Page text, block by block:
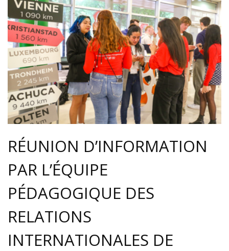
RÉUNION D’INFORMATION
PAR L’ÉQUIPE
PÉDAGOGIQUE DES
RELATIONS
INTERNATIONALES DE